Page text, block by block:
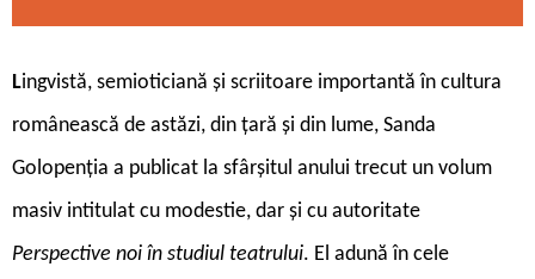
Lingvistă, semioticiană și scriitoare importantă în cultura
românească de astăzi, din țară și din lume, Sanda
Golopenția a publicat la sfârșitul anului trecut un volum
masiv intitulat cu modestie, dar și cu autoritate
Perspective noi în studiul teatrului. El adună în cele